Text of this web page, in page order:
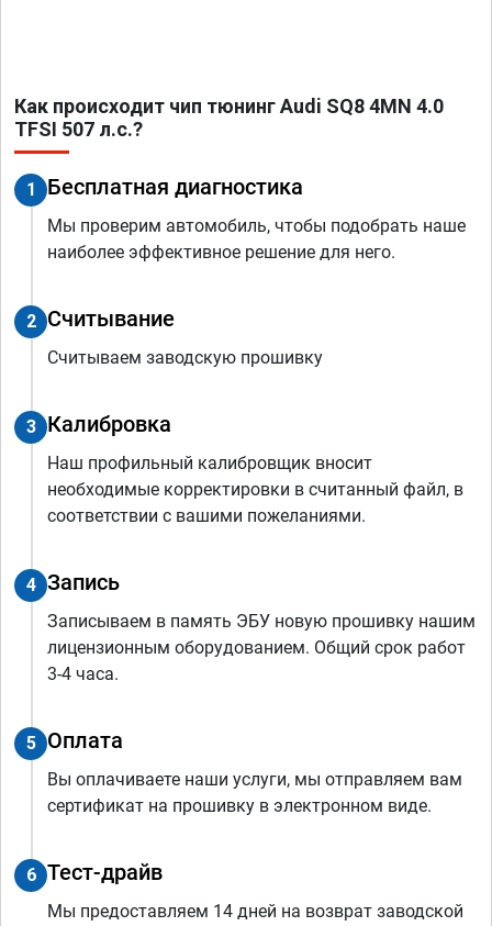
Как происходит чип тюнинг Audi SQ8 4MN 4.0
TFSI 507 л.с.?
1 Бесплатная диагностика
Мы проверим автомобиль, чтобы подобрать наше
наиболее эффективное решение для него.
2 Считывание
Считываем заводскую прошивку
3 Калибровка
Наш профильный калибровщик вносит
необходимые корректировки в считанный файл, в
соответствии с вашими пожеланиями.
4 Запись
Записываем в память ЭБУ новую прошивку нашим
лицензионным оборудованием. Общий срок работ
3-4 часа.
5 Оплата
Вы оплачиваете наши услуги, мы отправляем вам
сертификат на прошивку в электронном виде.
6 Тест-драйв
Мы предоставляем 14 дней на возврат заводской